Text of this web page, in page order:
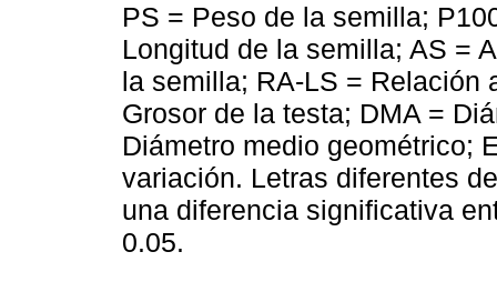
PS = Peso de la semilla;
Longitud de la semilla; AS =
la semilla; RA-LS = Relación
Grosor de la testa; DMA =
Diámetro medio geométrico;
variación. Letras diferentes
una diferencia significativa
0.05.